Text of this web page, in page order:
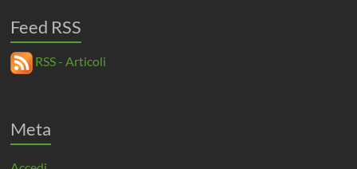
Feed RSS
RSS - Articoli
Meta